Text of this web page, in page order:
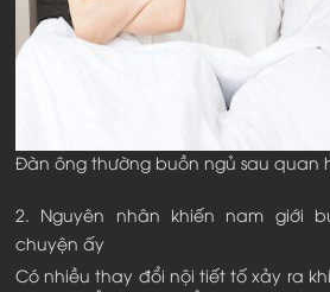
Đàn ông thường buồn ngủ sau quan
2. Nguyên nhân khiến nam giới
chuyện ấy
Có nhiều thay đổi nội tiết tố xảy ra